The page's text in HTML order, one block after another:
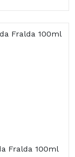
Fralda 100ml